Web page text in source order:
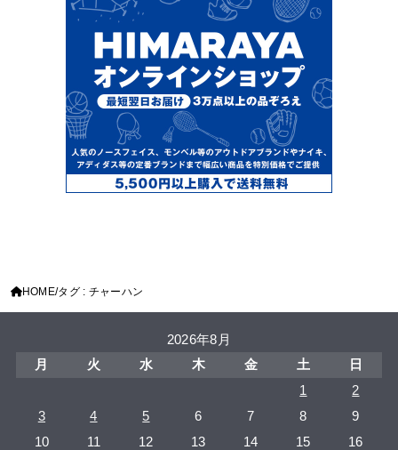
HOME タグ : チャーハン
2026年8月
月
火 水 木 金 土
日
1
2
3
4 5 6 7 8
9
10
11 12 13 14 15
16